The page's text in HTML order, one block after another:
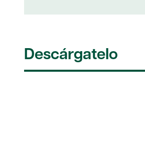
Descárgatelo